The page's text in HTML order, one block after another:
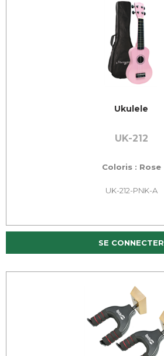
Ukulele
UK-212
Coloris : Rose
UK-212-PNK-A
SE CONNECTER